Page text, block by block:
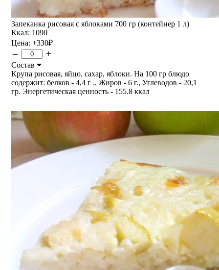
Запеканка рисовая с яблоками 700 гр (контейнер 1 л)
Ккал: 1090
Цена: +330₽
– +
Состав
Крупа рисовая, яйцо, сахар, яблоки. На 100 гр блюдо
содержит: белков - 4,4 г ., Жиров - 6 г., Углеводов - 20,1
гр. Энергетическая ценность - 155.8 ккал